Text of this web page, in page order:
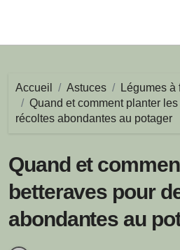
Accueil Astuces
Légumes à
Quand et comment planter
récoltes abondantes au potager
Quand et
betteraves pour
abondantes au